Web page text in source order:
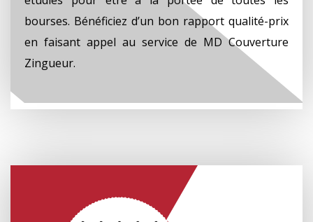
bourses. Bénéficiez d’un bon rapport qualité-prix
en faisant appel au service de MD Couverture
Zingueur.